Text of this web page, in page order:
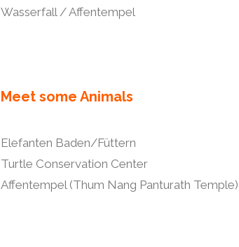
Wasserfall / Affentempel
Meet some Animals
Elefanten Baden/Füttern
Turtle Conservation Center
Affentempel (Thum Nang Panturath Temple)